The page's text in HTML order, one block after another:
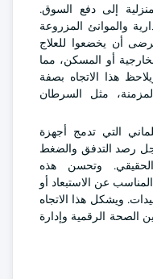
إلى دفع السوق.
والموانئ المزروعة
أن يخضعوا للعلاج
أو المسكن، مما
هذا الاتجاه بصفة
مثل السرطان
التي تدمج أجهزة
رصد التدفق والضغط
وتحسن هذه
عن الاستبعاد أو
ويشكل هذا الاتجاه
الصحة الرقمية وإدارة